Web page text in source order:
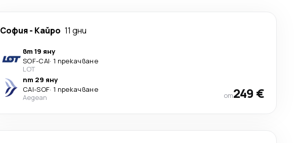
София- Кайро 11 дни
вт 19 яну
SOF-CAI· 1 прекачване
LOT
пт 29 яну
CAI-SOF· 1 прекачване
Aegean
от249 €